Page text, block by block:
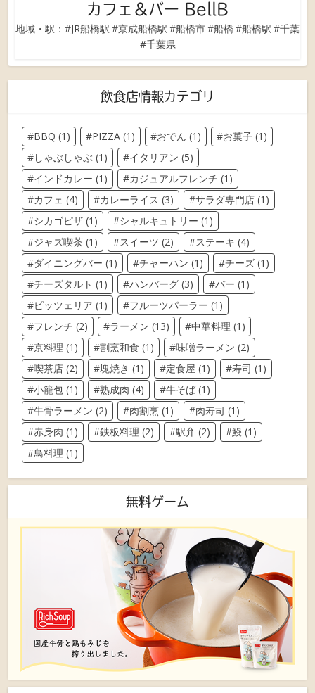
カフェ＆バー BellB
地域・駅： #JR船橋駅 #京成船橋駅 #船橋市#船橋 #船橋駅 #千葉
#千葉県
飲食店情報カテゴリ
BBQ (1) PIZZA (1) おでん (1) お菓子 (1)
しゃぶしゃぶ (1) イタリアン (5)
インドカレー (1) カジュアルフレンチ (1)
カフェ (4) カレーライス (3) サラダ専門店 (1)
シカゴピザ (1) シャルキュトリー (1)
ジャズ喫茶 (1) スイーツ (2) ステーキ (4)
ダイニングバー (1) チャーハン (1) チーズ (1)
チーズタルト (1) ハンバーグ (3) バー (1)
ピッツェリア (1) フルーツパーラー (1)
フレンチ (2) ラーメン (13) 中華料理 (1)
京料理 (1) 割烹和食 (1) 味噌ラーメン (2)
喫茶店 (2) 塊焼き (1) 定食屋 (1) 寿司 (1)
小籠包 (1) 熟成肉 (4) 牛そば (1)
牛骨ラーメン (2) 肉割烹 (1) 肉寿司 (1)
赤身肉 (1) 鉄板料理 (2) 駅弁 (2) 鰻 (1)
鳥料理 (1)
無料ゲーム